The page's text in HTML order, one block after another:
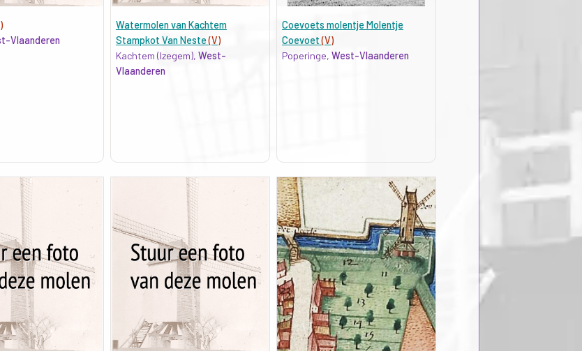
Vlaanderen
Watermolen van Kachtem
Stampkot Van Neste(V)
Kachtem (Izegem), West-
Vlaanderen
Coevoets molentje Molentje
Coevoet(V)
Poperinge, West-Vlaanderen